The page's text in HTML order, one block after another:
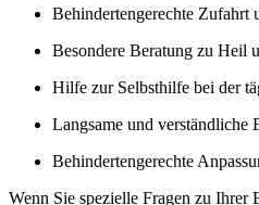
Behindertengerechte Zufahrt
Besondere Beratung zu Heil
Hilfe zur Selbsthilfe bei der
Langsame und verständliche
Behindertengerechte
Wenn Sie spezielle Fragen zu Ihrer